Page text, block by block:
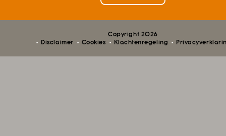
Copyright 2026
Disclaimer
Cookies Klachtenregeling